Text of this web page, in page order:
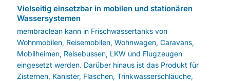
Vielseitig einsetzbar in mobilen und stationären
Wassersystemen
membraclean kann in Frischwassertanks von
Wohnmobilen, Reisemobilen, Wohnwagen, Caravans,
Mobilheimen, Reisebussen, LKW und Flugzeugen
eingesetzt werden. Darüber hinaus ist das Produkt für
Zisternen, Kanister, Flaschen, Trinkwasserschläuche,